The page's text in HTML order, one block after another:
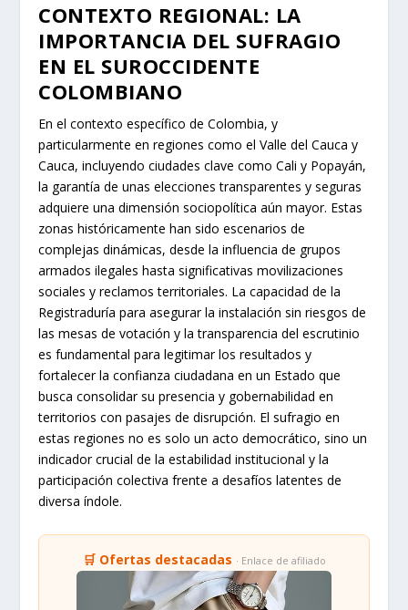
CONTEXTO REGIONAL: LA
IMPORTANCIA DEL SUFRAGIO
EN EL SUROCCIDENTE
COLOMBIANO
En el contexto específico de Colombia, y
particularmente en regiones como el Valle del Cauca y
Cauca, incluyendo ciudades clave como Cali y Popayán,
la garantía de unas elecciones transparentes y seguras
adquiere una dimensión sociopolítica aún mayor. Estas
zonas históricamente han sido escenarios de
complejas dinámicas, desde la influencia de grupos
armados ilegales hasta significativas movilizaciones
sociales y reclamos territoriales. La capacidad de la
Registraduría para asegurar la instalación sin riesgos de
las mesas de votación y la transparencia del escrutinio
es fundamental para legitimar los resultados y
fortalecer la confianza ciudadana en un Estado que
busca consolidar su presencia y gobernabilidad en
territorios con pasajes de disrupción. El sufragio en
estas regiones no es solo un acto democrático, sino un
indicador crucial de la estabilidad institucional y la
participación colectiva frente a desafíos latentes de
diversa índole.
🛒 Ofertas destacadas · Enlace de afiliado